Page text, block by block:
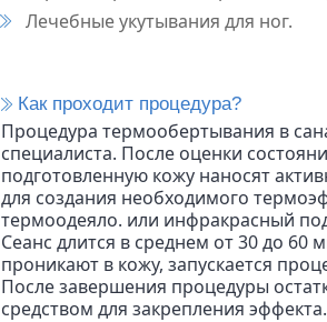
Лечебные укутывания для ног.
Как проходит процедура?
Процедура термообертывания в
специалиста. После оценки
подготовленную кожу наносят
для создания необходимого
термоодеяло. или инфракрасный
Сеанс длится в среднем от 30 до 60
проникают в кожу, запускается
После завершения процедуры
средством для закрепления эффекта.